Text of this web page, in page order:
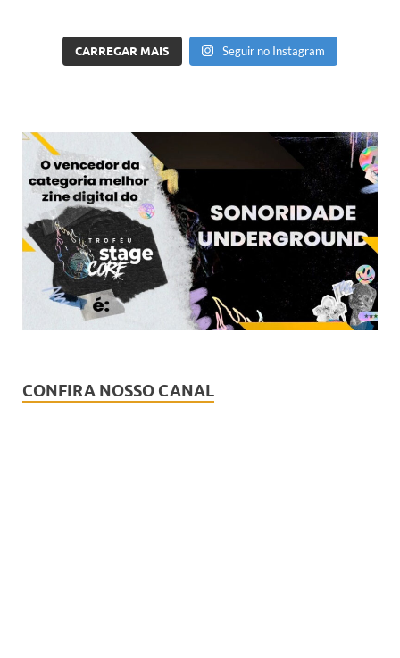
CARREGAR MAIS Seguir no Instagram
CONFIRA NOSSO CANAL